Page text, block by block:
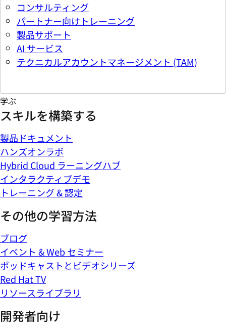
コンサルティング
パートナー向けトレーニング
製品サポート
AI サービス
テクニカルアカウントマネージメント (TAM)
学ぶ
スキルを構築する
製品ドキュメント
ハンズオンラボ
Hybrid Cloud ラーニングハブ
インタラクティブデモ
トレーニング & 認定
その他の学習方法
ブログ
イベント & Web セミナー
ポッドキャストとビデオシリーズ
Red Hat TV
リソースライブラリ
開発者向け